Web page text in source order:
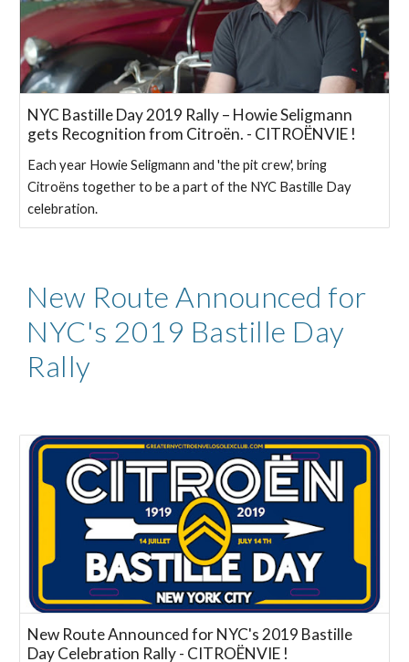
NYC Bastille Day 2019 Rally – Howie Seligmann
gets Recognition from Citroën. - CITROËNVIE !
Each year Howie Seligmann and 'the pit crew', bring
Citroëns together to be a part of the NYC Bastille Day
celebration.
New Route Announced for
NYC's 2019 Bastille Day
Rally
New Route Announced for NYC's 2019 Bastille
Day Celebration Rally - CITROËNVIE !